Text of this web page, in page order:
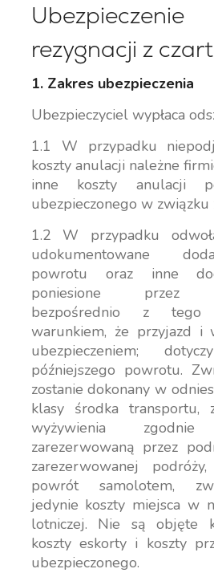
rezygnacji z
1. Zakres ubezpieczenia
Ubezpieczyciel wypłaca
1.1 W przypadku
koszty anulacji należne
inne koszty anulacji
ubezpieczonego w związku
1.2 W przypadku
udokumentowane
powrotu oraz inne
poniesione przez
bezpośrednio z
warunkiem, że przyjazd i
ubezpieczeniem;
późniejszego powrotu.
zostanie dokonany w
klasy środka transportu,
wyżywienia
zarezerwowaną przez
zarezerwowanej
powrót samolotem,
jedynie koszty miejsca w
lotniczej. Nie są objęte
koszty eskorty i koszty
ubezpieczonego.